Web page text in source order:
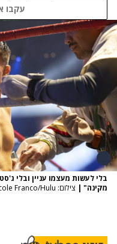
עקבו
בלי לעשות מעצמו עניין ובלי
מקינה" | צילום: Nicole Franco/Hulu, באדיבות דיסני+